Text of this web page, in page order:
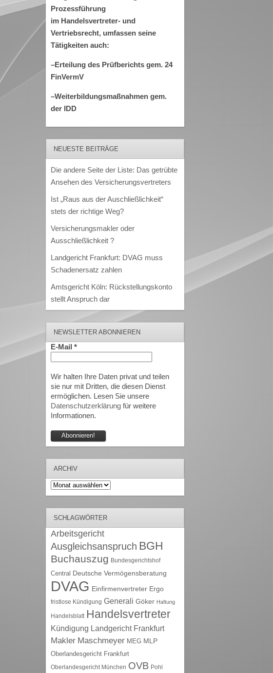
Prozessführung
im Handelsvertreter- und
Vertriebsrecht, umfassen seine
Tätigkeiten auch:
–Erteilung des Prüfberichts gem. 24
FinVermV
–Weiterbildungsmaßnahmen gem.
der IDD
NEUESTE BEITRÄGE
Die andere Seite der Liste: Das getrübte
Ansehen des Versicherungsvertreters
Ist „Raus aus der Auschließlichkeit“
stets der richtige Weg?
Versicherungsmakler oder
Ausschließlichkeit ?
Landgericht Frankfurt: DVAG muss
Schadenersatz zahlen
Amtsgericht Köln: Rückstellungskonto
stellt Anspruch dar
NEWSLETTER ABONNIEREN
E-Mail *
Wir halten Ihre Daten privat und teilen
sie nur mit Dritten, die diesen Dienst
ermöglichen. Lesen Sie unsere
Datenschutzerklärungfür weitere
Informationen.
ARCHIV
Archiv
SCHLAGWÖRTER
Arbeitsgericht
Ausgleichsanspruch BGH
Buchauszug Bundesgerichtshof
Central Deutsche Vermögensberatung
DVAG Einfirmenvertreter Ergo
fristlose Kündigung Generali Göker Haftung
Handelsblatt Handelsvertreter
Kündigung Landgericht Frankfurt
Makler Maschmeyer MEG MLP
Oberlandesgericht Frankfurt
Oberlandesgericht München OVB Pohl